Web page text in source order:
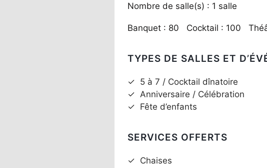
Nombre de salle(s) : 1 salle
Banquet : 80 Cocktail : 100
TYPES DE SALLES ET
✓ 5 à 7 / Cocktail dînatoire
✓ Anniversaire / Célébration
✓ Fête d’enfants
SERVICES OFFERTS
✓ Chaises